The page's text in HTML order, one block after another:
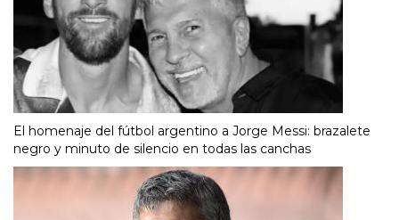
El homenaje del fútbol argentino a Jorge Messi: brazalete
negro y minuto de silencio en todas las canchas